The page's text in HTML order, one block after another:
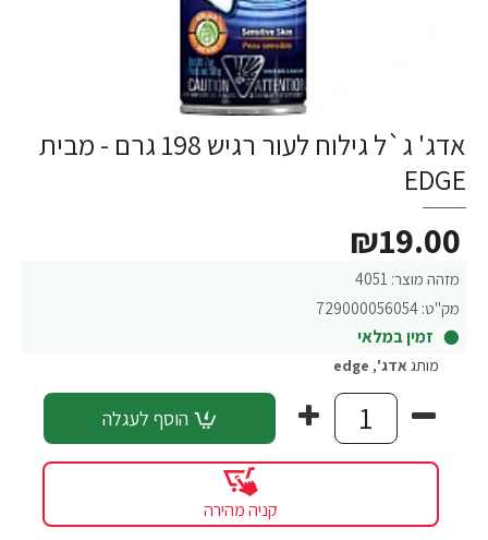
אדג' ג`ל גילוח לעור רגיש 198 גרם - מבית
EDGE
מזהה מוצר: 4051
מק"ט: 729000056054
זמין במלאי
₪19.00
מותג אדג',
edge
הוסף לעגלה
קניה מהירה